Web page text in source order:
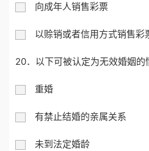
向成年人销售彩票
以赊销或者信用方式销售彩
20．以下可被认定为无效婚姻的
重婚
有禁止结婚的亲属关系
未到法定婚龄